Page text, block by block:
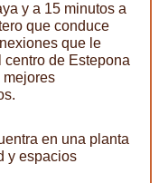
y a 15 minutos a
que conduce
que le
centro de Estepona
mejores
en una planta
y espacios